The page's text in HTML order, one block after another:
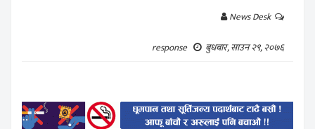
News Desk
response
बुधबार, साउन २९, २०७६